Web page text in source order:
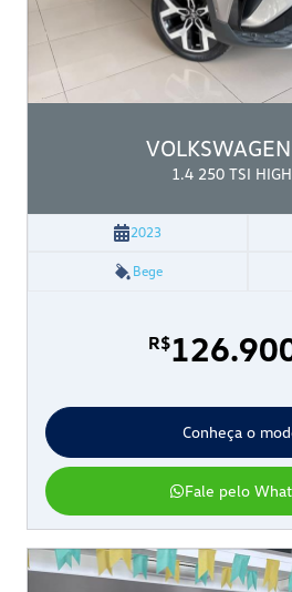
VOLKSWAGEN
1.4 250 TSI
2023
Bege
R$
Conheça o
Fale pelo